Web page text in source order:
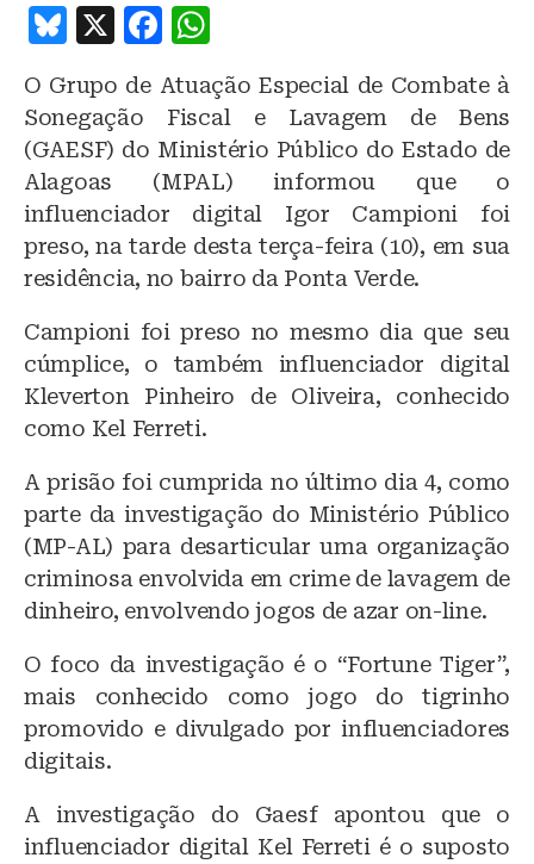
B
e
s
k
y
X
F
c
e
b
o
o
k
at
s
A
p
p
O Grupo de Atuação Especial de Combate à
Sonegação Fiscal e Lavagem de Bens
(GAESF) do Ministério Público do Estado de
Alagoas (MPAL) informou que o
influenciador digital Igor Campioni foi
preso, na tarde desta terça-feira (10), em sua
residência, no bairro da Ponta Verde.
Campioni foi preso no mesmo dia que seu
cúmplice, o também influenciador digital
Kleverton Pinheiro de Oliveira, conhecido
como Kel Ferreti.
A prisão foi cumprida no último dia 4, como
parte da investigação do Ministério Público
(MP-AL) para desarticular uma organização
criminosa envolvida em crime de lavagem de
dinheiro, envolvendo jogos de azar on-line.
O foco da investigação é o “Fortune Tiger”,
mais conhecido como jogo do tigrinho
promovido e divulgado por influenciadores
digitais.
A investigação do Gaesf apontou que o
influenciador digital Kel Ferreti é o suposto